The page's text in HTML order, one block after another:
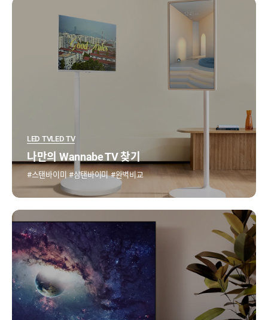
LED TVLED TV
나만의 Wannabe TV 찾기
스탠바이미 삼탠바이미 완벽비교